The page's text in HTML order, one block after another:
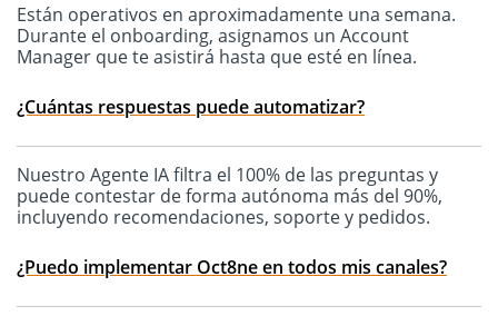
Están operativos en aproximadamente una semana.
Durante el onboarding, asignamos un Account
Manager que te asistirá hasta que esté en línea.
¿Cuántas respuestas puede automatizar?
Nuestro Agente IA filtra el 100% de las preguntas y
puede contestar de forma autónoma más del 90%,
incluyendo recomendaciones, soporte y pedidos.
¿Puedo implementar Oct8ne en todos mis canales?